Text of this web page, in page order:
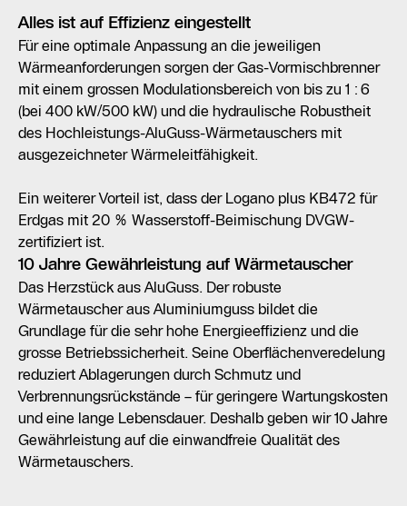
Alles ist auf Effizienz eingestellt
Für eine optimale Anpassung an die jeweiligen
Wärmeanforderungen sorgen der Gas-Vormischbrenner
mit einem grossen Modulationsbereich von bis zu 1 : 6
(bei 400 kW/500 kW) und die hydraulische Robustheit
des Hochleistungs-AluGuss-Wärmetauschers mit
ausgezeichneter Wärmeleitfähigkeit.
Ein weiterer Vorteil ist, dass der Logano plus KB472 für
Erdgas mit 20 % Wasserstoff-Beimischung DVGW-
zertifiziert ist.
10 Jahre Gewährleistung auf Wärmetauscher
Das Herzstück aus AluGuss. Der robuste
Wärmetauscher aus Aluminiumguss bildet die
Grundlage für die sehr hohe Energieeffizienz und die
grosse Betriebssicherheit. Seine Oberflächenveredelung
reduziert Ablagerungen durch Schmutz und
Verbrennungsrückstände – für geringere Wartungskosten
und eine lange Lebensdauer. Deshalb geben wir 10 Jahre
Gewährleistung auf die einwandfreie Qualität des
Wärmetauschers.